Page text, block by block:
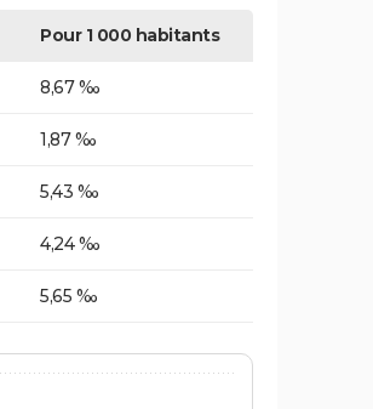
Pour 1 000 habitants
8,67 ‰
1,87 ‰
5,43 ‰
4,24 ‰
5,65 ‰